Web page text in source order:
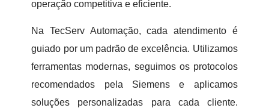
operação competitiva e eficiente.
Na TecServ Automação, cada atendimento é
guiado por um padrão de excelência. Utilizamos
ferramentas modernas, seguimos os protocolos
recomendados pela Siemens e aplicamos
soluções personalizadas para cada cliente.